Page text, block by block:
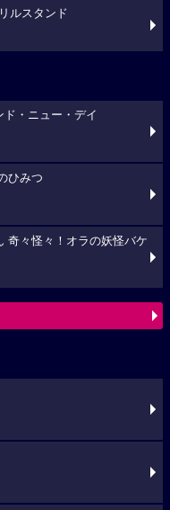
ルスタンド
・ニュー・デイ
ひみつ
々怪々！オラの妖怪バケ